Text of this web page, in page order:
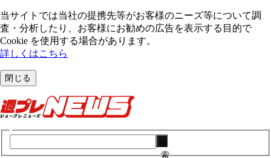
当サイトでは当社の提携先等がお客様のニーズ等について調
査・分析したり、お客様にお勧めの広告を表⽰する⽬的で
Cookie を使⽤する場合があります。
詳しくはこちら
閉じる
索